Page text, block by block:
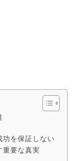
を保証しない
重要な真実